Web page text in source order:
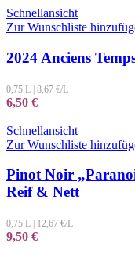
Schnellansicht
Zur Wunschliste
2024 Anciens
0,75 L | 8,67 €/L
6,50 €
Schnellansicht
Zur Wunschliste
Pinot Noir
Reif & Nett
0,75 L 12,67 €/L
9,50 €